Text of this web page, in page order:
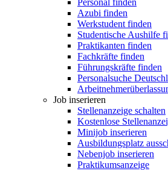
Personal finden
Azubi finden
Werkstudent finden
Studentische Aushilfe
Praktikanten finden
Fachkräfte finden
Führungskräfte finden
Personalsuche
Job inserieren
Stellenanzeige schalten
Kostenlose
Minijob inserieren
Ausbildungsplatz
Nebenjob inserieren
Praktikumsanzeige